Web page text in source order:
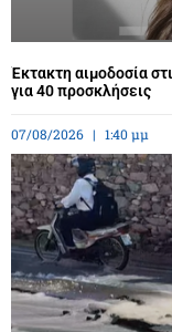
Έκτακτη αιμοδοσία
για 40 προσκλήσεις
07/08/2026 1:40 μμ